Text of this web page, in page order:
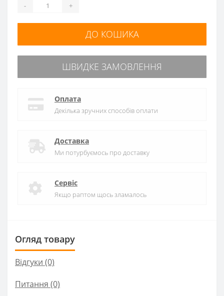
- +
ДО КОШИКА
ШВИДКЕ ЗАМОВЛЕННЯ
Оплата
Декілька зручних способів оплати
Доставка
Ми потурбуємось про доставку
Сервіс
Якщо раптом щось зламалось
Огляд товару
Відгуки (0)
Питання (0)